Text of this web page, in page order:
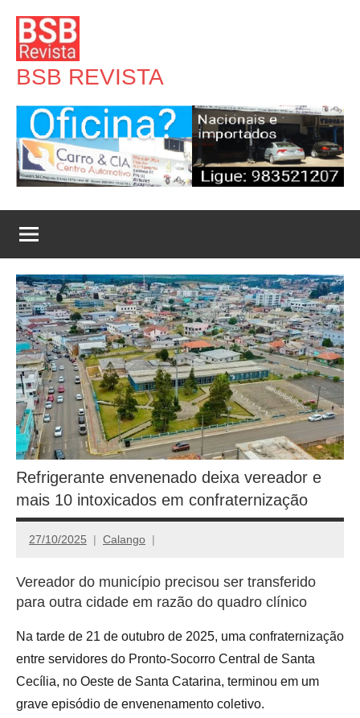
para
conteúdo
BSB REVISTA
Refrigerante envenenado deixa vereador e
mais 10 intoxicados em confraternização
27/10/2025 Calango
Vereador do município precisou ser transferido
para outra cidade em razão do quadro clínico
Na tarde de 21 de outubro de 2025, uma confraternização
entre servidores do Pronto-Socorro Central de Santa
Cecília, no Oeste de Santa Catarina, terminou em um
grave episódio de envenenamento coletivo.